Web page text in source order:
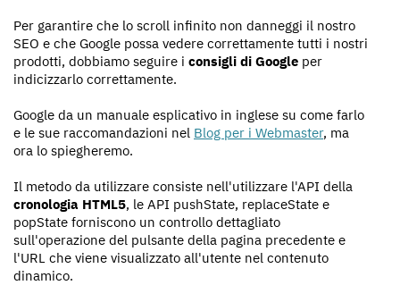
Per garantire che lo scroll infinito non danneggi il nostro
SEO e che Google possa vedere correttamente tutti i nostri
prodotti, dobbiamo seguire i consigli di Google per
indicizzarlo correttamente.
Google da un manuale esplicativo in inglese su come farlo
e le sue raccomandazioni nel Blog per i Webmaster, ma
ora lo spiegheremo.
Il metodo da utilizzare consiste nell'utilizzare l'API della
cronologia HTML5, le API pushState, replaceState e
popState forniscono un controllo dettagliato
sull'operazione del pulsante della pagina precedente e
l'URL che viene visualizzato all'utente nel contenuto
dinamico.